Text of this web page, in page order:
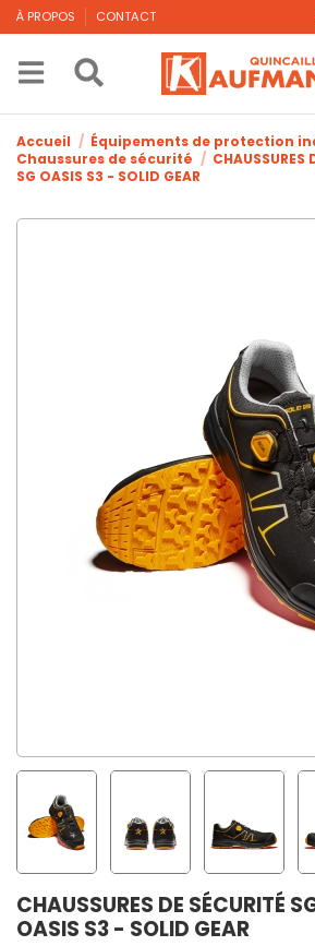
À PROPOS CONTACT
Accueil
Équipements de protection
Chaussures de sécurité
CHAUSSURES
SG OASIS S3 - SOLID GEAR
CHAUSSURES DE SÉCURITÉ
OASIS S3 - SOLID GEAR